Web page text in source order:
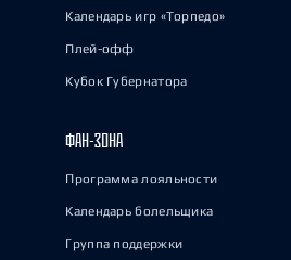
Календарь игр «Торпедо»
Плей-офф
Кубок Губернатора
ФАН-ЗОНА
Программа лояльности
Календарь болельщика
Группа поддержки